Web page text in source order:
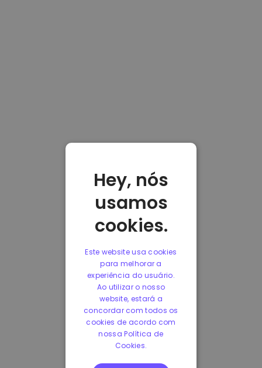
Hey, nós
usamos
cookies.
Este website usa cookies
para melhorar a
experiência do usuário.
Ao utilizar o nosso
website, estará a
concordar com todos os
cookies de acordo com
nossa Política de
Cookies.